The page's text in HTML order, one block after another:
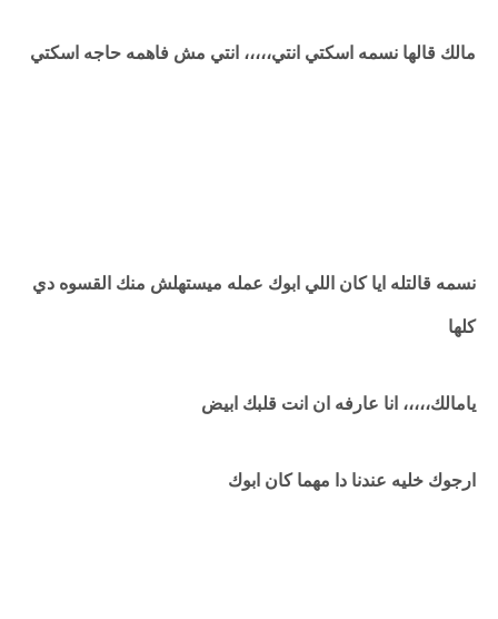
مالك قالها نسمه اسكتي انتي،،،،، انتي مش فاهمه حاجه اسكتي
نسمه قالتله ايا كان اللي ابوك عمله ميستهلش منك القسوه دي
كلها
يامالك،،،،، انا عارفه ان انت قلبك ابيض
ارجوك خليه عندنا دا مهما كان ابوك